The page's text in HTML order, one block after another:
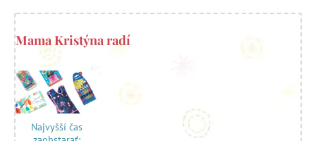
Mama Kristýna radí
Najvyšší čas